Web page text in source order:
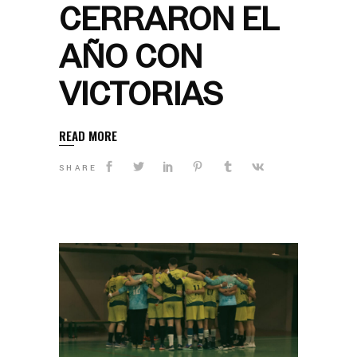
CERRARON EL
AÑO CON
VICTORIAS
READ MORE
SHARE